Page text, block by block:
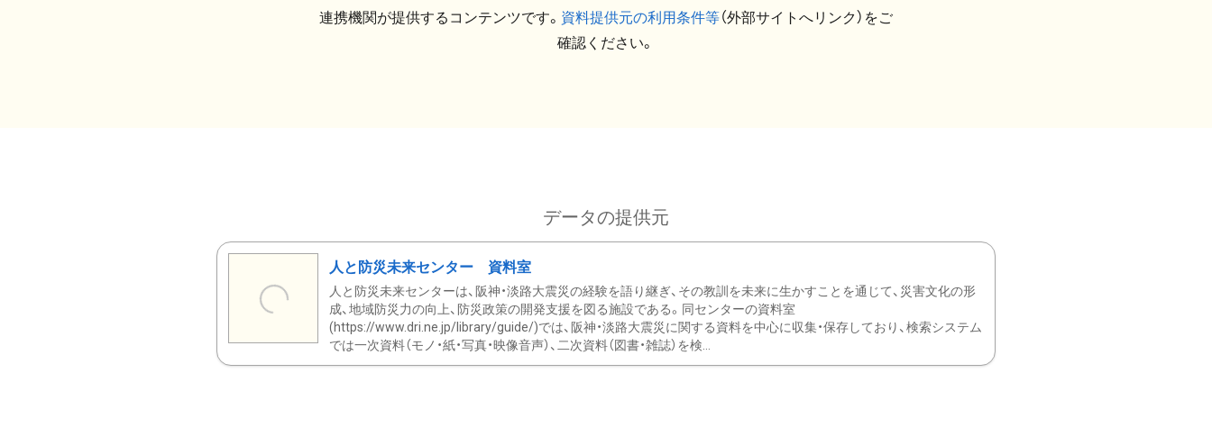
連携機関が提供するコンテンツです。 資料提供元の利用条件等（外部サイトへリンク）をご
確認ください。
データの提供元
人と防災未来センター 資料室
人と防災未来センターは、阪神・淡路大震災の経験を語り継ぎ、その教訓を未来に生かすことを通じて、災害文化の形
成、地域防災力の向上、防災政策の開発支援を図る施設である。同センターの資料室
(https://www.dri.ne.jp/library/guide/)では、阪神・淡路大震災に関する資料を中心に収集・保存しており、検索システム
では一次資料（モノ・紙・写真・映像音声）、二次資料（図書・雑誌）を検...